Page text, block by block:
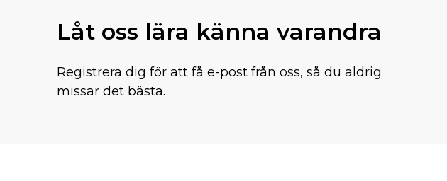
Låt oss lära känna varandra
Registrera dig för att få e-post från oss, så du aldrig
missar det bästa.